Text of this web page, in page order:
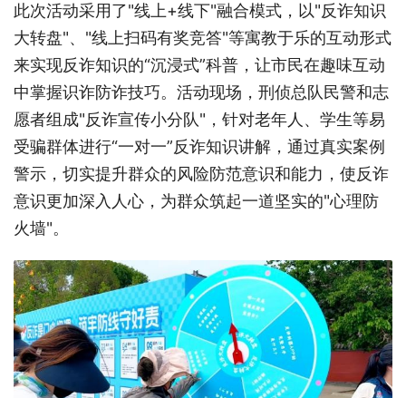
此次活动采用了"线上+线下"融合模式，以"反诈知识
大转盘"、"线上扫码有奖竞答"等寓教于乐的互动形式
来实现反诈知识的“沉浸式”科普，让市民在趣味互动
中掌握识诈防诈技巧。活动现场，刑侦总队民警和志
愿者组成"反诈宣传小分队"，针对老年人、学生等易
受骗群体进行“一对一”反诈知识讲解，通过真实案例
警示，切实提升群众的风险防范意识和能力，使反诈
意识更加深入人心，为群众筑起一道坚实的"心理防
火墙"。